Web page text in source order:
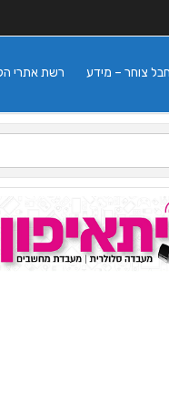
רשת אתרי חבל צוחר – מידע